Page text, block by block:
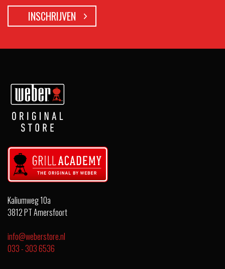
Kaliumweg 10a
3812 PT Amersfoort
info@weberstore.nl
033 - 303 6536